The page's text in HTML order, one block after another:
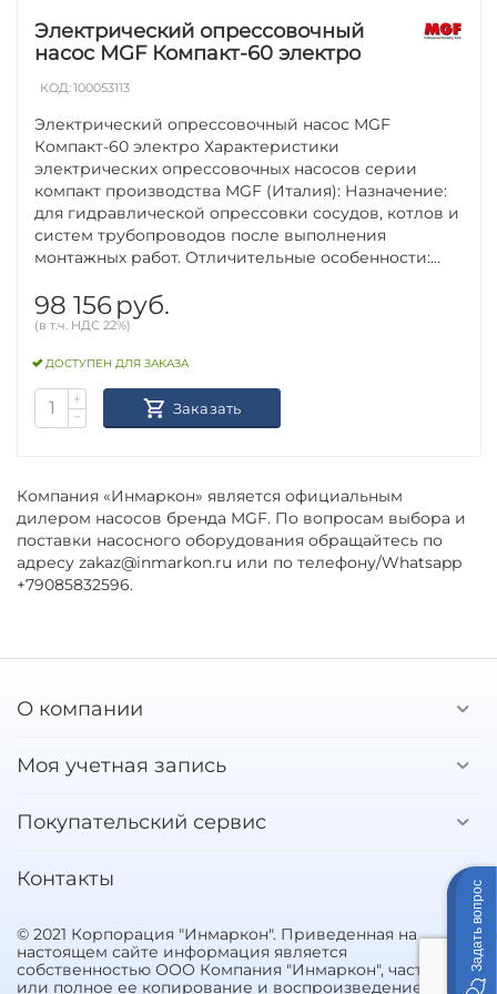
Компания «Инмаркон» является официальным
дилером насосов бренда MGF. По вопросам выбора и
поставки насосного оборудования обращайтесь по
адресу zakaz@inmarkon.ru или по телефону/Whatsapp
+79085832596.
Электрический опрессовочный
насос MGF Компакт-60 электро
КОД:100053113
Электрический опрессовочный насос MGF
Компакт-60 электро Характеристики
электрических опрессовочных насосов серии
компакт производства MGF (Италия): Назначение:
для гидравлической опрессовки сосудов, котлов и
систем трубопроводов после выполнения
монтажных работ. Отличительные особенности:...
98 156руб.
(в т.ч. НДС 22%)
ДОСТУПЕН ДЛЯ ЗАКАЗА
+
−
Заказать
О компании
Моя учетная запись
Покупательский сервис
Контакты
© 2021 Корпорация "Инмаркон". Приведенная на
настоящем сайте информация является
собственностью ООО Компания "Инмаркон", частичное
или полное ее копирование и воспроизведение
Задать вопрос